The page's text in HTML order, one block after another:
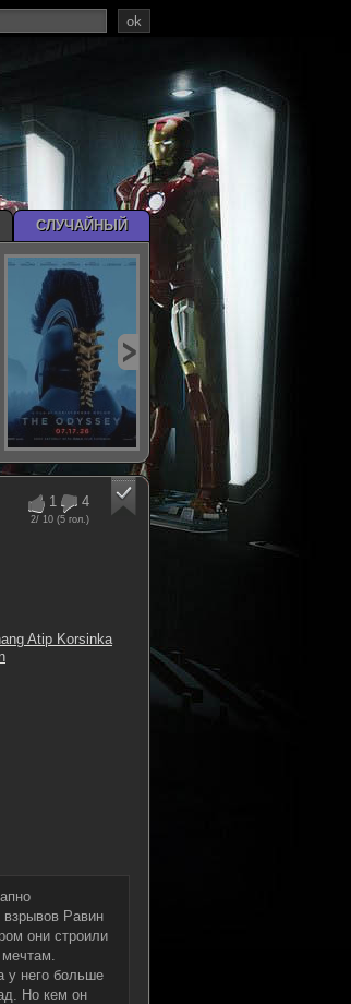
1 4
2/ 10 (5 гол.)
Atip Korsinka
взрывов Равин
они строили
у него больше
Но кем он
ok
СЛУЧАЙНЫЙ